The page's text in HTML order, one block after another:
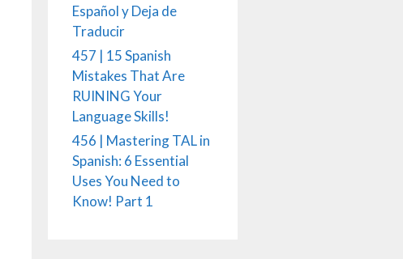
Español y Deja de
Traducir
457 | 15 Spanish
Mistakes That Are
RUINING Your
Language Skills!
456 | Mastering TAL in
Spanish: 6 Essential
Uses You Need to
Know! Part 1